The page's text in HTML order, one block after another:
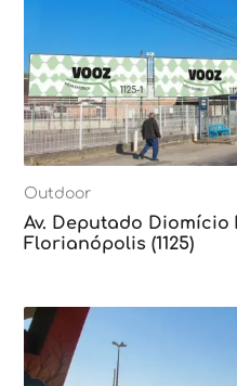
Outdoor
Av. Deputado Diomício
Florianópolis (1125)